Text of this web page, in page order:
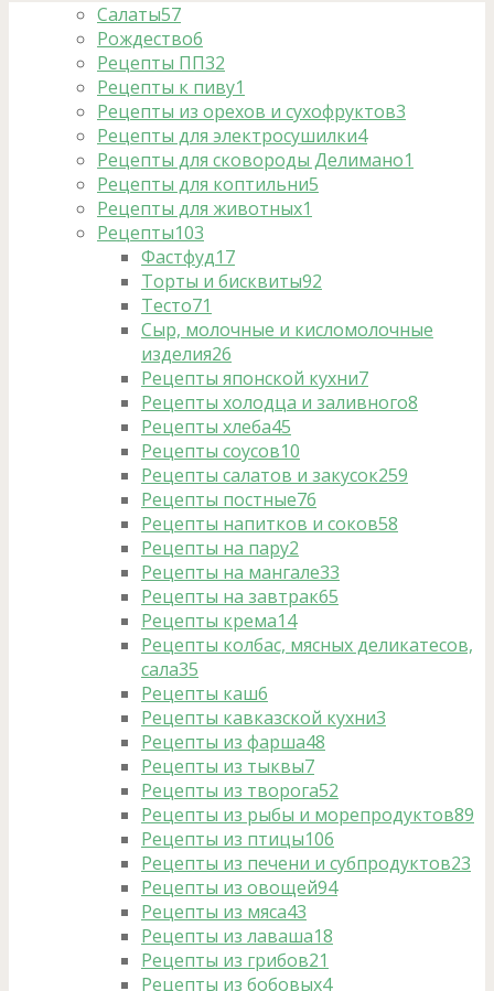
Салаты57
Рождество6
Рецепты ПП32
Рецепты к пиву1
Рецепты из орехов и сухофруктов3
Рецепты для электросушилки4
Рецепты для сковороды Делимано1
Рецепты для коптильни5
Рецепты для животных1
Рецепты103
Фастфуд17
Торты и бисквиты92
Тесто71
Сыр, молочные и кисломолочные
изделия26
Рецепты японской кухни7
Рецепты холодца и заливного8
Рецепты хлеба45
Рецепты соусов10
Рецепты салатов и закусок259
Рецепты постные76
Рецепты напитков и соков58
Рецепты на пару2
Рецепты на мангале33
Рецепты на завтрак65
Рецепты крема14
Рецепты колбас, мясных деликатесов,
сала35
Рецепты каш6
Рецепты кавказской кухни3
Рецепты из фарша48
Рецепты из тыквы7
Рецепты из творога52
Рецепты из рыбы и морепродуктов89
Рецепты из птицы106
Рецепты из печени и субпродуктов23
Рецепты из овощей94
Рецепты из мяса43
Рецепты из лаваша18
Рецепты из грибов21
Рецепты из бобовых4